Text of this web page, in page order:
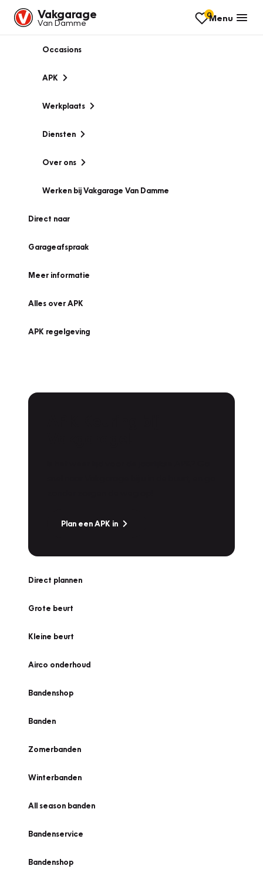
Vakgarage
Van Damme
0Menu
Occasions
APK
Werkplaats
Diensten
Over ons
Werken bij Vakgarage Van Damme
Direct naar
Garageafspraak
Meer informatie
Alles over APK
APK regelgeving
Plan een APK in
Direct plannen
Grote beurt
Kleine beurt
Airco onderhoud
Bandenshop
Banden
Zomerbanden
Winterbanden
All season banden
Bandenservice
Bandenshop